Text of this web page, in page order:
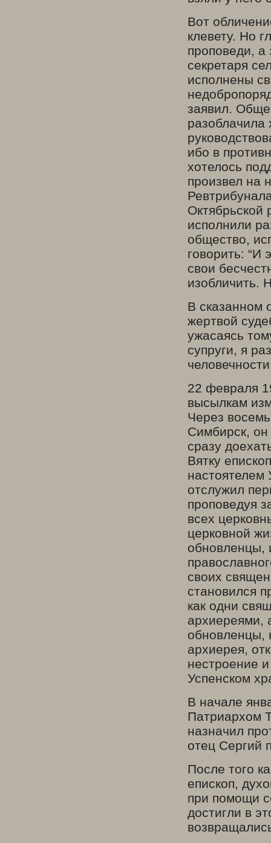
Вот
клевету. Но
проповеди,
секретаря
исполнены
заявил.
ибо в
хотелось
произвел на
Октябрьской
исполнили
общество,
говорить: “И
свои
изобличить.
В сказанном
жертвой
ужасаясь
супруги, я
22 февраля
высылкам
Через
Симбирск, он
сразу
Вятку
настоятелем
отслужил
проповедуя
всех
церковной
обновленцы,
своих
становился
как одни
архиереями,
обновленцы,
архиерея,
нестроение
Успенском
В начале
Патриархом
назначил
отец Сергий
После того
епископ,
при помощи
достигли в